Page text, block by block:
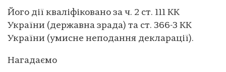
Його дії кваліфіковано за ч. 2 ст. 111 КК
України (державна зрада) та ст. 366-3 КК
України (умисне неподання декларації).
Нагадаємо